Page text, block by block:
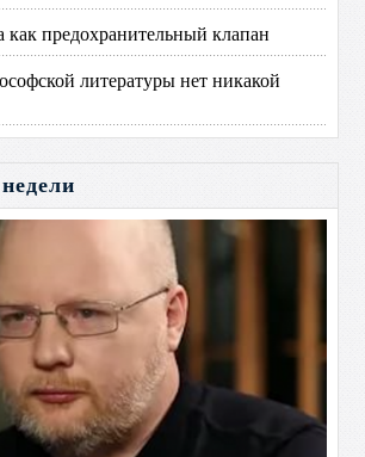
как предохранительный клапан
литературы нет никакой